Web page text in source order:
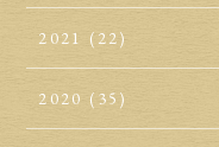
2021 (22)
2020 (35)